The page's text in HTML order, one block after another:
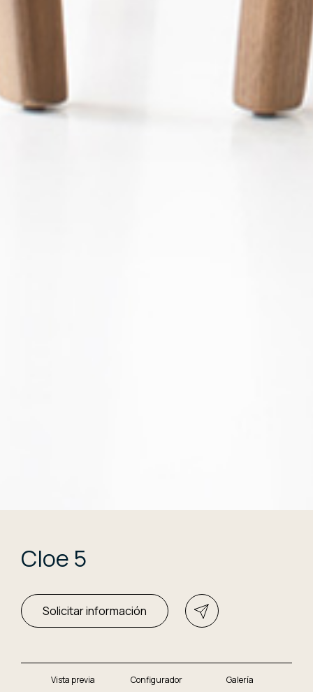
Cloe 5
Solicitar información
Vista previa Configurador Galería